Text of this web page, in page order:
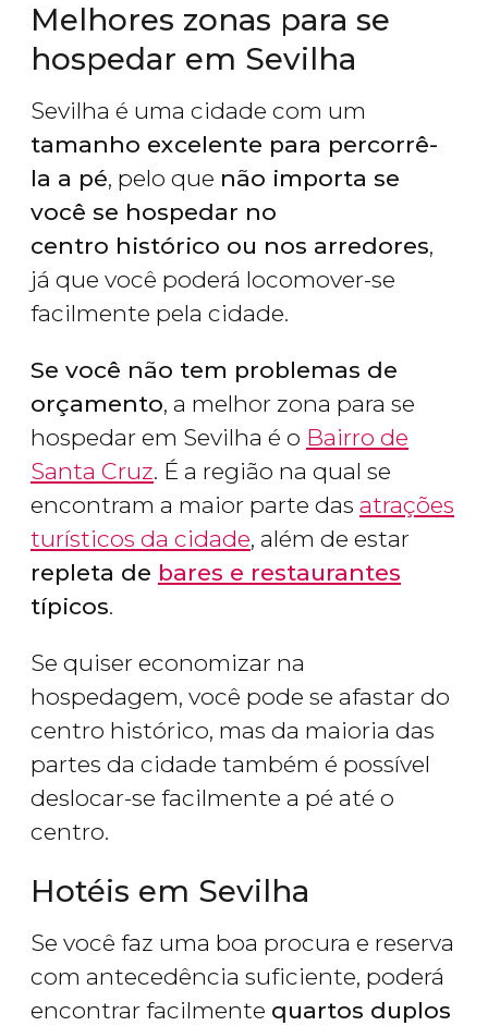
Melhores zonas para se
hospedar em Sevilha
Sevilha é uma cidade com um
tamanho excelente para percorrê-
la a pé, pelo que não importa se
você se hospedar no
centro histórico ou nos arredores,
já que você poderá locomover-se
facilmente pela cidade.
Se você não tem problemas de
orçamento, a melhor zona para se
hospedar em Sevilha é o Bairro de
Santa Cruz. É a região na qual se
encontram a maior parte das atrações
turísticos da cidade, além de estar
repleta de bares e restaurantes
típicos.
Se quiser economizar na
hospedagem, você pode se afastar do
centro histórico, mas da maioria das
partes da cidade também é possível
deslocar-se facilmente a pé até o
centro.
Hotéis em Sevilha
Se você faz uma boa procura e reserva
com antecedência suficiente, poderá
encontrar facilmente quartos duplos